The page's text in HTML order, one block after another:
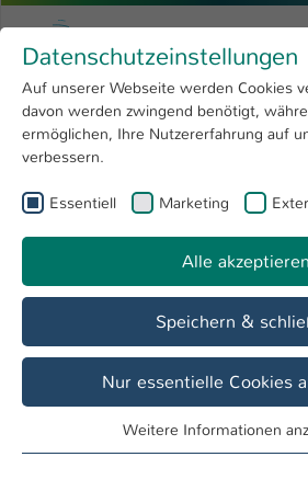
Menu
Research
University
International
Skip to main content
University of Applied
You are here:
Pro3 HS KL
Overview Veranstaltungen
Datenschutzeinstellungen
Auf unserer Webseite werden Cookies
davon werden zwingend benötigt,
ermöglichen, Ihre Nutzererfahrung auf
verbessern.
Essentiell Marketing
Alle akzeptieren
Speichern &
Nur essentielle Cookies
Essentielle Cookies werden für
Weitere Informationen